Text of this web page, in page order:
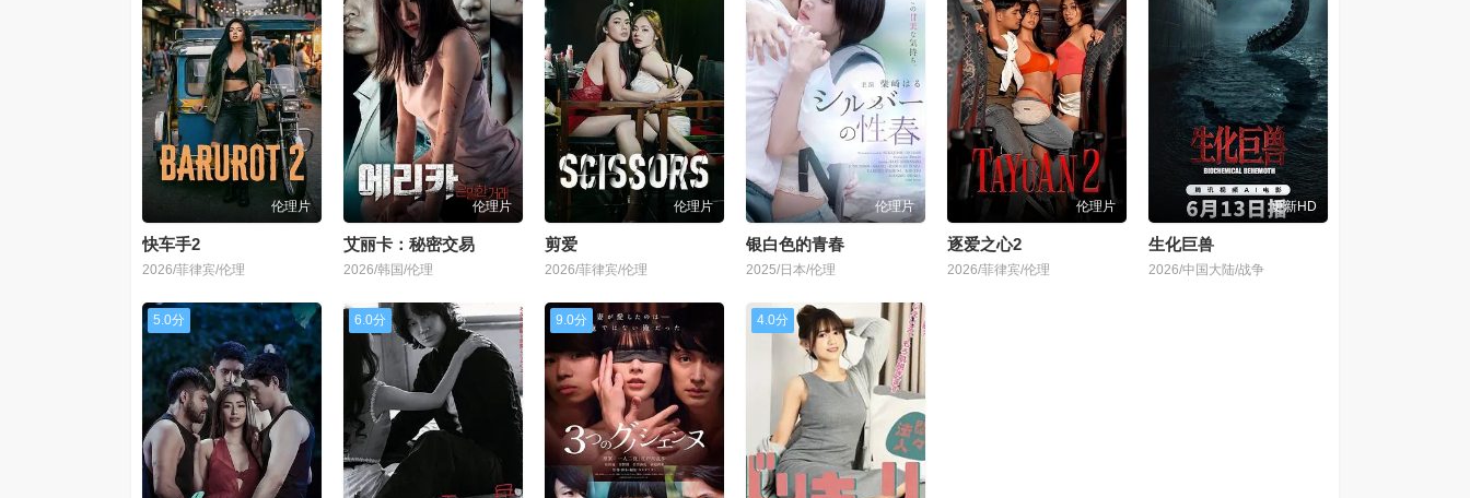
伦理片
快车手2
2026/菲律宾/伦理
伦理片
艾丽卡：秘密交易
2026/韩国/伦理
伦理片
剪爱
2026/菲律宾/伦理
伦理片
银白色的青春
2025/日本/伦理
伦理片
逐爱之心2
2026/菲律宾/伦理
更新HD
生化巨兽
2026/中国大陆/战争
5.0分 6.0分 9.0分 4.0分